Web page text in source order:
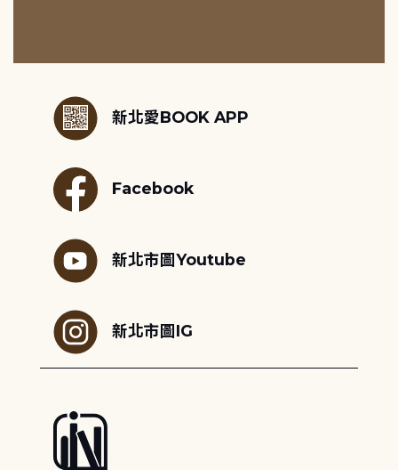
新北愛BOOK APP
Facebook
新北市圖Youtube
新北市圖IG